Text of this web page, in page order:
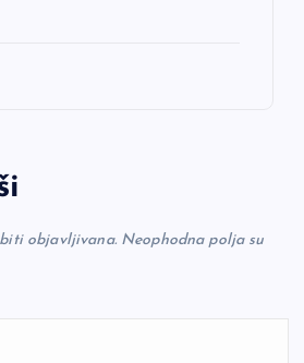
biti objavljivana. Neophodna polja su